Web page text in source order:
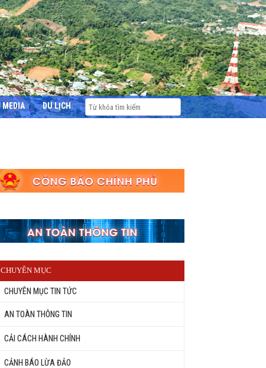
MEDIA DU LỊCH
CHUYÊN MỤC
CHUYÊN MỤC TIN TỨC
AN TOÀN THÔNG TIN
CẢI CÁCH HÀNH CHÍNH
CẢNH BÁO LỪA ĐẢO